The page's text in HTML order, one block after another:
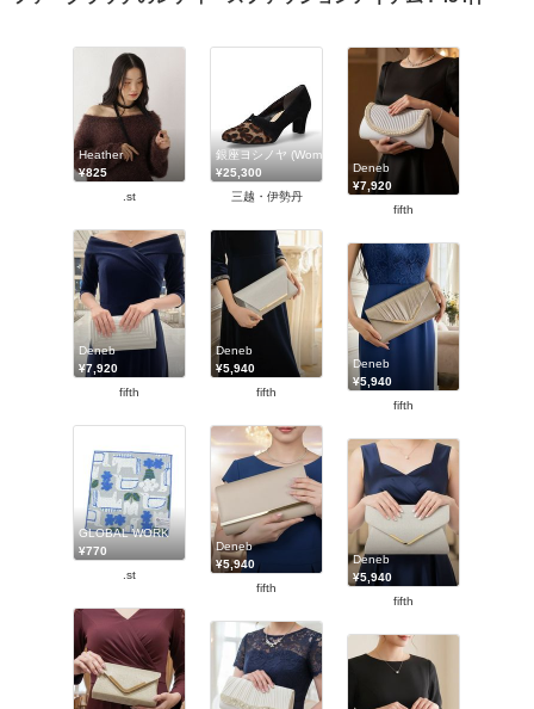
Heather
¥825
.st
銀座ヨシノヤ (Women)/ギンザヨシノヤ
¥25,300
三越・伊勢丹
Deneb
¥7,920
fifth
Deneb
¥7,920
fifth
Deneb
¥5,940
fifth
Deneb
¥5,940
fifth
GLOBAL WORK
¥770
.st
Deneb
¥5,940
fifth
Deneb
¥5,940
fifth